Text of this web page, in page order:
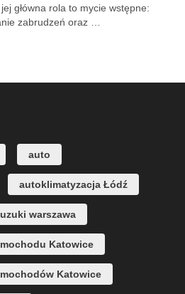
główna rola to mycie wstępne:
zabrudzeń oraz …
auto
autoklimatyzacja Łódź
warszawa
Katowice
Katowice